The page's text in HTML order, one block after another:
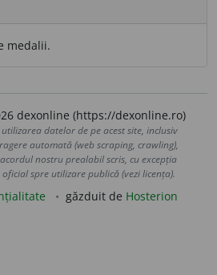
medalii.
dexonline (https://dexonline.ro)
datelor de pe acest site, inclusiv
automată (web scraping, crawling),
nostru prealabil scris, cu excepția
spre utilizare publică (vezi licența).
găzduit de Hosterion